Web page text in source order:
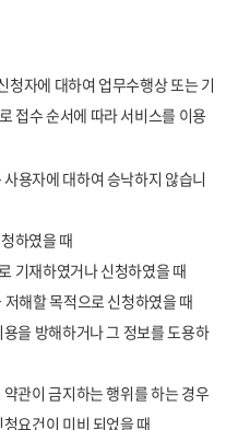
청자에 대하여 업무수행상 또는 기
접수 순서에 따라 서비스를 이용
용자에 대하여 승낙하지 않습니
하였을 때
기재하였거나 신청하였을 때
해할 목적으로 신청하였을 때
을 방해하거나 그 정보를 도용하
관이 금지하는 행위를 하는 경우
요건이 미비 되었을 때